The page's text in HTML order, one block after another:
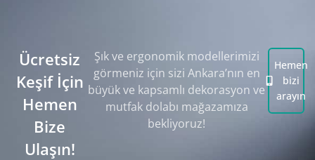
Ücretsiz
Keşif İçin
Hemen
Bize
Ulaşın!
Şık ve ergonomik modellerimizi
görmeniz için sizi Ankara’nın en
büyük ve kapsamlı dekorasyon ve
mutfak dolabı mağazamıza
bekliyoruz!
Hemen
bizi
arayın